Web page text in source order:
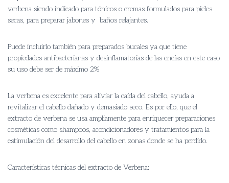
verbena siendo indicado para tónicos o cremas formulados para pieles
secas, para preparar jabones y baños relajantes.
Puede incluirlo también para preparados bucales ya que tiene
propiedades antibacterianas y desinflamatorias de las encías en este caso
su uso debe ser de máximo 2%
La verbena es excelente para aliviar la caída del cabello, ayuda a
revitalizar el cabello dañado y demasiado seco. Es por ello, que el
extracto de verbena se usa ampliamente para enriquecer preparaciones
cosméticas como shampoos, acondicionadores y tratamientos para la
estimulación del desarrollo del cabello en zonas donde se ha perdido.
Características técnicas del extracto de Verbena: